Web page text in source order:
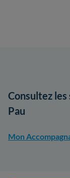
Consultez les
Pau
Mon